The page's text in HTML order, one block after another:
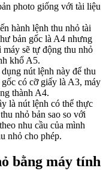
photo giống với tài liệu
hành lệnh thu nhỏ tài
bản gốc là A4 nhưng
sẽ tự động thu nhỏ
khổ A5.
dụng nút lệnh này để thu
có cỡ giấy là A3, máy
thành A4.
là nút lệnh có thể thực
nhỏ bản sao so với
nhu cầu của mình
nhỏ cho phép.
bằng máy tính